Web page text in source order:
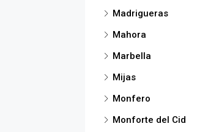
Madrigueras
Mahora
Marbella
Mijas
Monfero
Monforte del Cid